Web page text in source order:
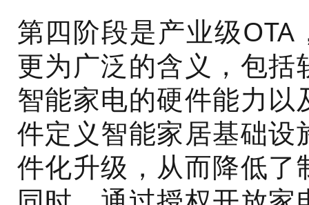
第四阶段是产业级
更为广泛的含义，包
智能家电的硬件能力
件定义智能家居基础
件化升级，从而降低